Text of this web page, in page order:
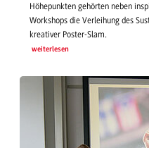
Höhepunkten gehörten neben
Workshops die Verleihung des
kreativer Poster-Slam.
weiterlesen